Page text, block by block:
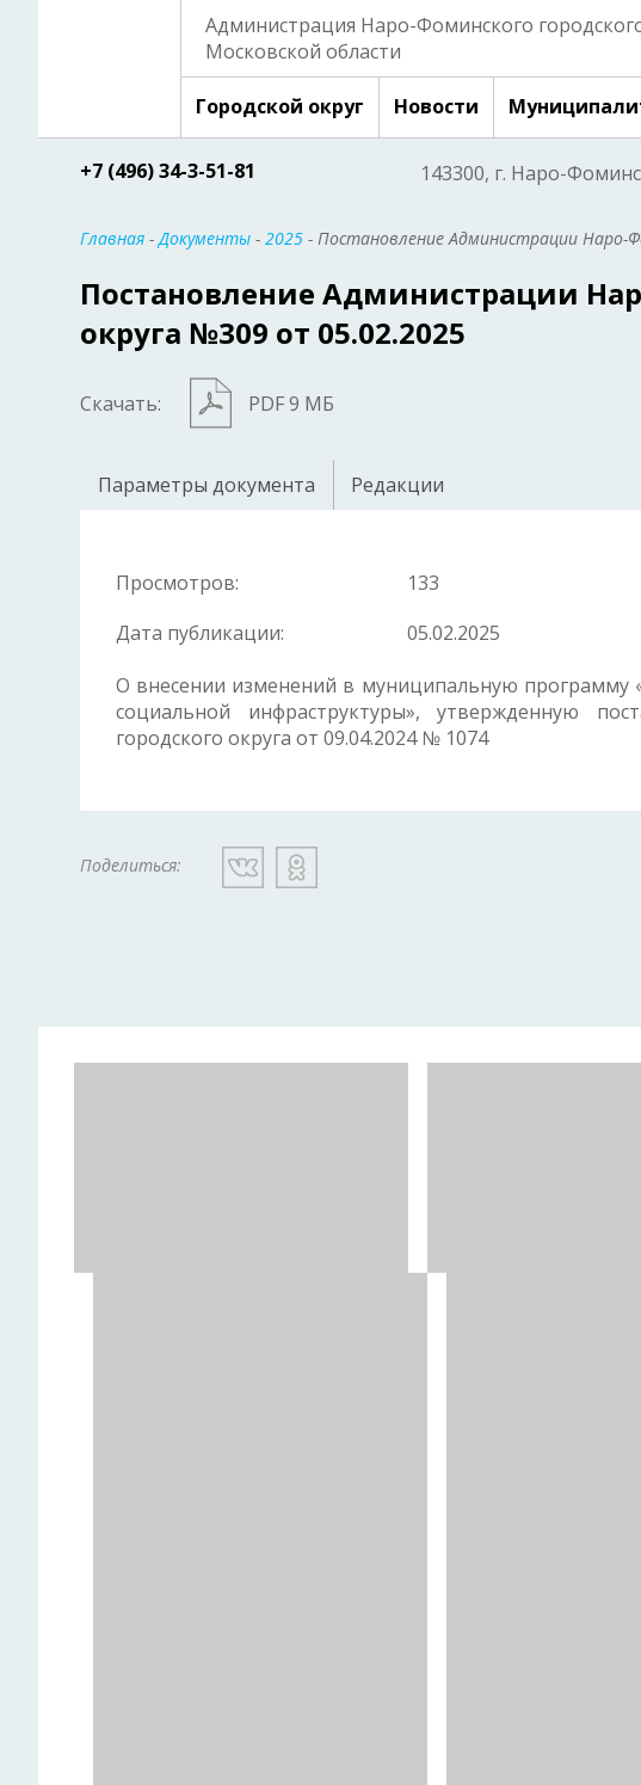
Администрация Наро-Фоминского
Московской области
Городской округ Новости
+7 (496) 34-3-51-81 143300, г. Наро-
Главная -Документы - 2025 - Постановление Администрации Наро-
Постановление Администрации
округа №309 от 05.02.2025
Скачать: PDF 9 МБ
Параметры документа Редакции
Просмотров:
133
Дата публикации:
05.02.2025
О внесении изменений в муниципальную программу
социальной инфраструктуры», утвержденную
городского округа от 09.04.2024 № 1074
Поделиться: